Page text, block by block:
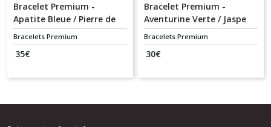
Bracelet Premium -
Apatite Bleue / Pierre de
Lave / Bouddha
Bracelets Premium
35€
Bracelet Premium -
Aventurine Verte / Jaspe
Kambaba / Trèfle
Bracelets Premium
30€